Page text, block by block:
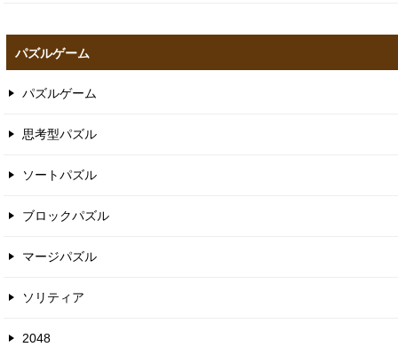
パズルゲーム
パズルゲーム
思考型パズル
ソートパズル
ブロックパズル
マージパズル
ソリティア
2048